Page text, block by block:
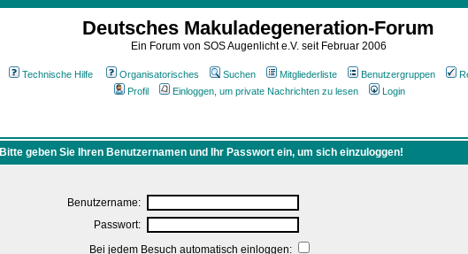
Deutsches Makuladegeneration-Forum
Ein Forum von SOS Augenlicht e.V. seit Februar 2006
Technische Hilfe Organisatorisches Suchen Mitgliederliste Benutzergruppen
Profil
Einloggen, um private Nachrichten zu lesen Login
Bitte geben Sie Ihren Benutzernamen und Ihr Passwort ein, um sich einzuloggen!
Benutzername:
Passwort:
Bei jedem Besuch automatisch einloggen: